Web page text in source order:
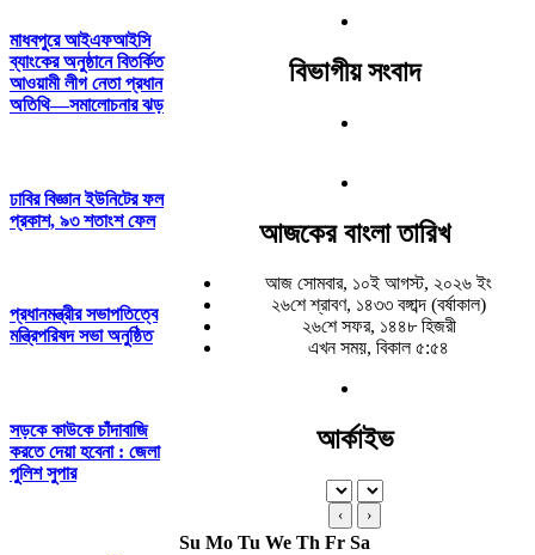
মাধবপুরে আইএফআইসি
ব্যাংকের অনুষ্ঠানে বিতর্কিত
আওয়ামী লীগ নেতা প্রধান
অতিথি—সমালোচনার ঝড়
ঢাবির বিজ্ঞান ইউনিটের ফল
প্রকাশ, ৯৩ শতাংশ ফেল
প্রধানমন্ত্রীর সভাপতিত্বে
মন্ত্রিপরিষদ সভা অনুষ্ঠিত
সড়কে কাউকে চাঁদাবাজি
করতে দেয়া হবেনা : জেলা
পুলিশ সুপার
বিভাগীয় সংবাদ
আজকের বাংলা তারিখ
আজ সোমবার, ১০ই আগস্ট, ২০২৬ ইং
২৬শে শ্রাবণ, ১৪৩৩ বঙ্গাব্দ (বর্ষাকাল)
২৬শে সফর, ১৪৪৮ হিজরী
এখন সময়, বিকাল ৫:৫৪
আর্কাইভ
‹ ›
Su Mo Tu We Th Fr Sa